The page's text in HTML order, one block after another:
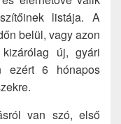
listája. A
belül, vagy azon
új, gyári
ezért 6 hónapos
van szó, első